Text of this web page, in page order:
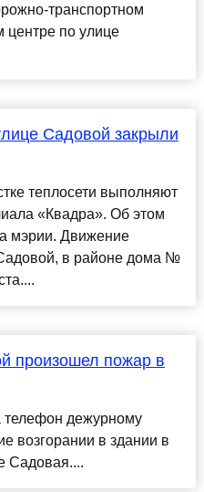
транспортном
центре по улице
Садовой закрыли
теплосети выполняют
«Квадра». Об этом
мэрии. Движение
в районе дома №
произошел пожар в
телефон дежурному
возгорании в здании в
Садовая....